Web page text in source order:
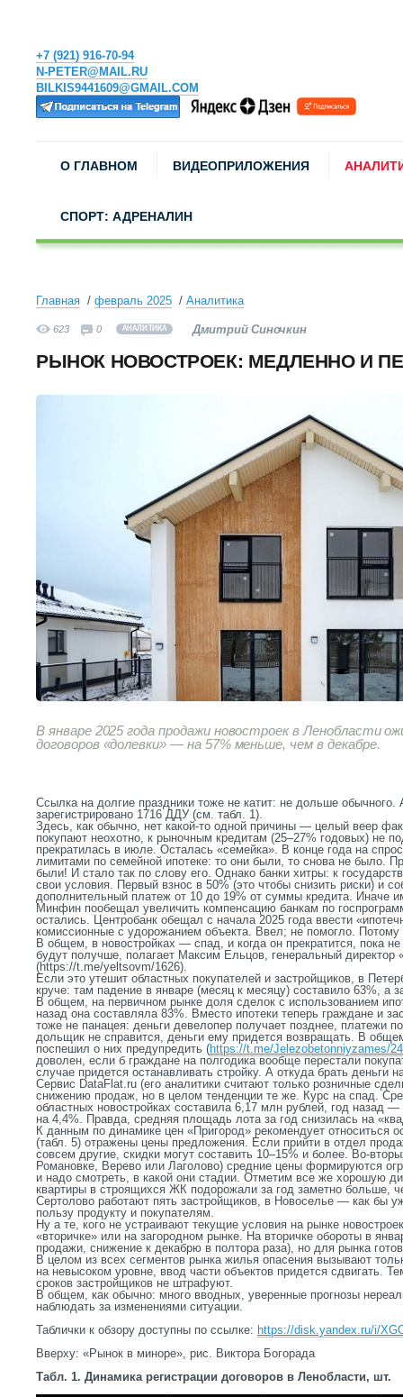
+7 (921) 916-70-94
N-PETER@MAIL.RU
BILKIS9441609@GMAIL.COM
О ГЛАВНОМ ВИДЕОПРИЛОЖЕНИЯ
СПОРТ: АДРЕНАЛИН
Главная февраль 2025 Аналитика
623 0 АНАЛИТИКА Дмитрий Синочкин
РЫНОК НОВОСТРОЕК: МЕДЛЕННО И
В январе 2025 года продажи новостроек в Ленобласти
договоров «долевки» — на 57% меньше, чем в декабре.
Ссылка на долгие праздники тоже не катит: не дольше обычного.
зарегистрировано 1716 ДДУ (см. табл. 1).
Здесь, как обычно, нет какой-то одной причины — целый веер
покупают неохотно, к рыночным кредитам (25–27% годовых) не
прекратилась в июле. Осталась «семейка». В конце года на
лимитами по семейной ипотеке: то они были, то снова не было.
были! И стало так по слову его. Однако банки хитры: к
свои условия. Первый взнос в 50% (это чтобы снизить риски) и
дополнительный платеж от 10 до 19% от суммы кредита. Иначе
Минфин пообещал увеличить компенсацию банкам по
остались. Центробанк обещал с начала 2025 года ввести
комиссионные с удорожанием объекта. Ввел; не помогло. Потому
В общем, в новостройках — спад, и когда он прекратится, пока
будут получше, полагает Максим Ельцов, генеральный
(https://t.me/yeltsovm/1626).
Если это утешит областных покупателей и застройщиков, в
круче: там падение в январе (месяц к месяцу) составило 63%, а
В общем, на первичном рынке доля сделок с использованием
назад она составляла 83%. Вместо ипотеки теперь граждане и
тоже не панацея: деньги девелопер получает позднее, платежи
дольщик не справится, деньги ему придется возвращать. В
поспешил о них предупредить (https://t.me/Jelezobetonniyzames/
доволен, если б граждане на полгодика вообще перестали
случае придется останавливать стройку. А откуда брать деньги
Сервис DataFlat.ru (его аналитики считают только розничные
снижению продаж, но в целом тенденции те же. Курс на спад.
областных новостройках составила 6,17 млн рублей, год назад
на 4,4%. Правда, средняя площадь лота за год снизилась на
К данным по динамике цен «Пригород» рекомендует относиться
(табл. 5) отражены цены предложения. Если прийти в отдел
совсем другие, скидки могут составить 10–15% и более. Во-
Романовке, Верево или Лаголово) средние цены формируются
и надо смотреть, в какой они стадии. Отметим все же хорошую
квартиры в строящихся ЖК подорожали за год заметно больше,
Сертолово работают пять застройщиков, в Новоселье — как бы
пользу продукту и покупателям.
Ну а те, кого не устраивают текущие условия на рынке
«вторичке» или на загородном рынке. На вторичке обороты в
продажи, снижение к декабрю в полтора раза), но для рынка
В целом из всех сегментов рынка жилья опасения вызывают
на невысоком уровне, ввод части объектов придется сдвигать.
сроков застройщиков не штрафуют.
В общем, как обычно: много вводных, уверенные прогнозы
наблюдать за изменениями ситуации.
Таблички к обзору доступны по ссылке: https://disk.yandex.ru/i/
Вверху: «Рынок в миноре», рис. Виктора Богорада
Табл. 1. Динамика регистрации договоров в Ленобласти, шт.